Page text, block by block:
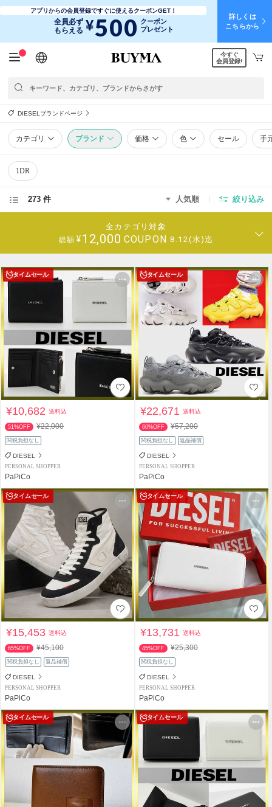
アプリからの会員登録ですぐに使えるクーポンGET！
全員必ず
もらえる ¥500 クーポン
プレゼント
詳しくは
こちらから
日本語
English
简体中文
繁體中文
今すぐ
会員登録!
DIESELブランドページ
カテゴリ ブランド 価格 色 セール 手
1DR
273 件 人気順 絞り込み
全カテゴリ対象
総額 ¥12,000 COUPON 8.12(水)迄
タイムセール
¥10,682送料込
51%OFF ¥22,000
関税負担なし
DIESEL
PERSONAL SHOPPER
PaPiCo
タイムセール
¥22,671送料込
60%OFF ¥57,200
関税負担なし 返品補償
DIESEL
PERSONAL SHOPPER
PaPiCo
タイムセール
¥15,453送料込
65%OFF ¥45,100
関税負担なし 返品補償
DIESEL
PERSONAL SHOPPER
PaPiCo
タイムセール
¥13,731送料込
45%OFF ¥25,300
関税負担なし
DIESEL
PERSONAL SHOPPER
PaPiCo
タイムセール タイムセール